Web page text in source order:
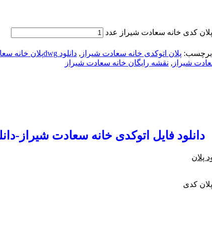
پلان کدی خانه سعادت شیراز عدد
برچسب: پلان اتوکدی خانه سعادت شیراز , دانلود dwgپلان خانه سعادت شیراز
, نقشه رایگان خانه سعادت شیراز
دانلود فایل اتوکدی خانه سعادت شیراز-
کدی